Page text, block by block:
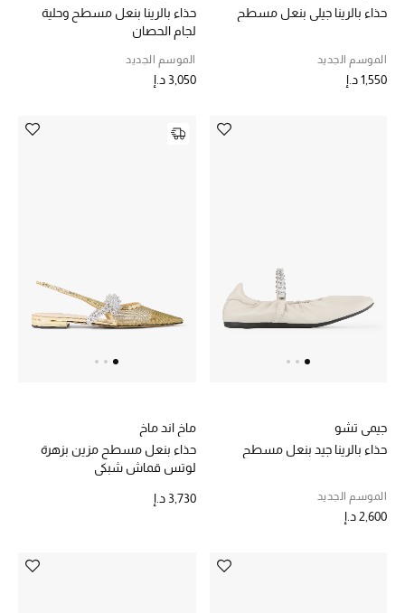
هدايا حسب المناسبة
المستلزمات المنزلية
تسوقوا الهدايا
حذاء بالرينا جيلي بنعل مسطح
الموسم الجديد
1,550 د.إ
حذاء بالرينا بنعل مسطح وحلية
لجام الحصان
الموسم الجديد
3,050 د.إ
جيمي تشو
حذاء بالرينا جيد بنعل مسطح
الموسم الجديد
2,600 د.إ
ماخ اند ماخ
حذاء بنعل مسطح مزين بزهرة
لوتس قماش شبكي
3,730 د.إ